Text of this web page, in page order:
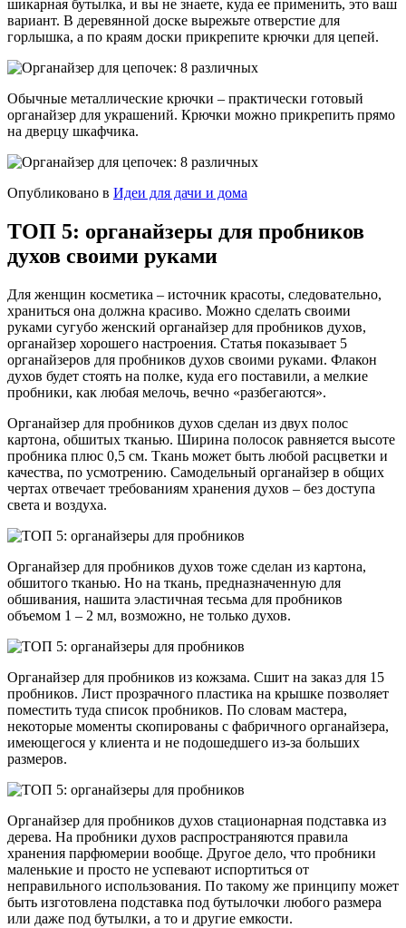
шикарная бутылка, и вы не знаете, куда ее применить, это ваш
вариант. В деревянной доске вырежьте отверстие для
горлышка, а по краям доски прикрепите крючки для цепей.
Обычные металлические крючки – практически готовый
органайзер для украшений. Крючки можно прикрепить прямо
на дверцу шкафчика.
Опубликовано в Идеи для дачи и дома
ТОП 5: органайзеры для пробников
духов своими руками
Для женщин косметика – источник красоты, следовательно,
храниться она должна красиво. Можно сделать своими
руками сугубо женский органайзер для пробников духов,
органайзер хорошего настроения. Статья показывает 5
органайзеров для пробников духов своими руками. Флакон
духов будет стоять на полке, куда его поставили, а мелкие
пробники, как любая мелочь, вечно «разбегаются».
Органайзер для пробников духов сделан из двух полос
картона, обшитых тканью. Ширина полосок равняется высоте
пробника плюс 0,5 см. Ткань может быть любой расцветки и
качества, по усмотрению. Самодельный органайзер в общих
чертах отвечает требованиям хранения духов – без доступа
света и воздуха.
Органайзер для пробников духов тоже сделан из картона,
обшитого тканью. Но на ткань, предназначенную для
обшивания, нашита эластичная тесьма для пробников
объемом 1 – 2 мл, возможно, не только духов.
Органайзер для пробников из кожзама. Сшит на заказ для 15
пробников. Лист прозрачного пластика на крышке позволяет
поместить туда список пробников. По словам мастера,
некоторые моменты скопированы с фабричного органайзера,
имеющегося у клиента и не подошедшего из-за больших
размеров.
Органайзер для пробников духов стационарная подставка из
дерева. На пробники духов распространяются правила
хранения парфюмерии вообще. Другое дело, что пробники
маленькие и просто не успевают испортиться от
неправильного использования. По такому же принципу может
быть изготовлена подставка под бутылочки любого размера
или даже под бутылки, а то и другие емкости.